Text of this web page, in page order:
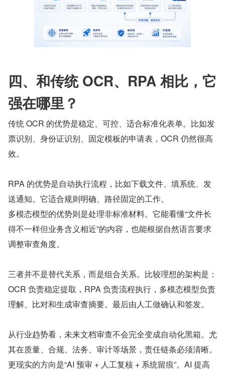
四、和传统 OCR、RPA 相比，它
强在哪里？
传统 OCR 的优势是稳定、可控、适合标准化表单。比如发
票识别、身份证识别、固定模板的申请表，OCR 仍然很高
效。
RPA 的优势是自动执行流程，比如下载文件、填系统、发
送通知。它适合规则明确、路径固定的工作。
多模态模型的优势则是处理非标准材料。它能看懂“文件长
得不一样但业务含义相近”的内容，也能根据自然语言要求
调整审查角度。
三者并不是替代关系，而是组合关系。比较理想的架构是：
OCR 负责稳定提取，RPA 负责流程执行，多模态模型负责
理解、比对和生成审查摘要。最后由人工做确认和签发。
从行业趋势看，未来文档审查不会完全变成自动化黑箱。尤
其在质量、合规、法务、审计等场景，责任链条必须清晰。
更现实的方向是“AI 预审 + 人工复核 + 系统留痕”。AI 提高